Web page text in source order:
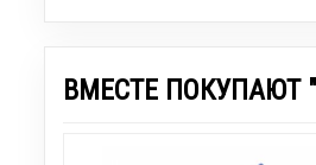
ВМЕСТЕ ПОКУПАЮТ